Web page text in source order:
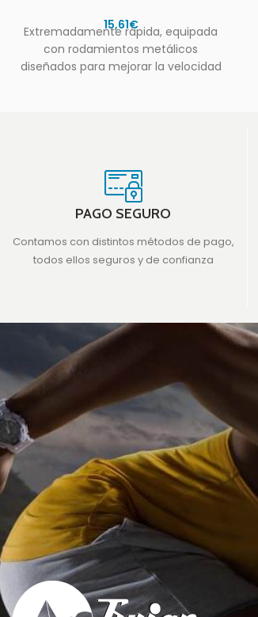
15,61€
Extremadamente rápida, equipada
con rodamientos metálicos
diseñados para mejorar la velocidad
PAGO SEGURO
Contamos con distintos métodos de pago,
todos ellos seguros y de confianza